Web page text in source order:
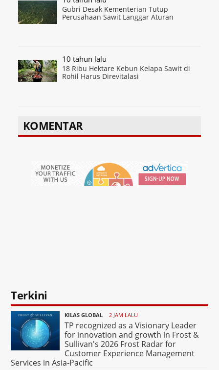
Gubri Desak Kementerian Tutup
Perusahaan Sawit Langgar Aturan
10 tahun lalu
18 Ribu Hektare Kebun Kelapa Sawit di
Rohil Harus Direvitalasi
KOMENTAR
Terkini
KILAS GLOBAL 2 JAM LALU
TP recognized as a Visionary Leader
for innovation and growth in Frost &
Sullivan's 2026 Frost Radar for
Customer Experience Management
Services in Asia-Pacific